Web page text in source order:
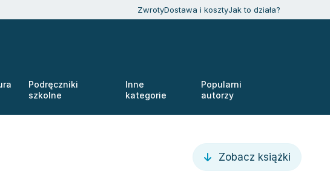
ZwrotyDostawa i kosztyJak to działa?
Podręczniki
szkolne
Inne
kategorie
Popularni
autorzy
Zobacz książki